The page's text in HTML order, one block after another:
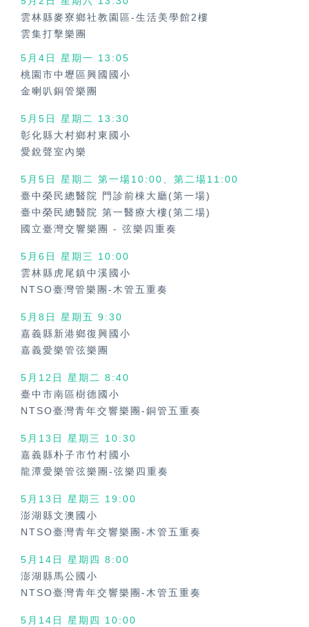
雲林縣麥寮鄉社教園區-生活美學館2樓
雲集打擊樂團
5月4日 星期一 13:05
桃園市中壢區興國國小
金喇叭銅管樂團
5月5日 星期二 13:30
彰化縣大村鄉村東國小
愛銳聲室內樂
5月5日 星期二 第一場10:00、第二場11:00
臺中榮民總醫院 門診前棟大廳(第一場)
臺中榮民總醫院 第一醫療大樓(第二場)
國立臺灣交響樂團 - 弦樂四重奏
5月6日 星期三 10:00
雲林縣虎尾鎮中溪國小
NTSO臺灣管樂團-木管五重奏
5月8日 星期五 9:30
嘉義縣新港鄉復興國小
嘉義愛樂管弦樂團
5月12日 星期二 8:40
臺中市南區樹德國小
NTSO臺灣青年交響樂團-銅管五重奏
5月13日 星期三 10:30
嘉義縣朴子市竹村國小
龍潭愛樂管弦樂團-弦樂四重奏
5月13日 星期三 19:00
澎湖縣文澳國小
NTSO臺灣青年交響樂團-木管五重奏
5月14日 星期四 8:00
澎湖縣馬公國小
NTSO臺灣青年交響樂團-木管五重奏
5月14日 星期四 10:00